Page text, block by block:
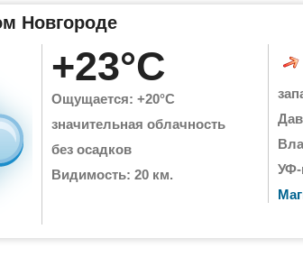
Новгороде
+23°C
Ощущается: +20°C
значительная облачность
без осадков
Видимость: 20 км.
УФ-